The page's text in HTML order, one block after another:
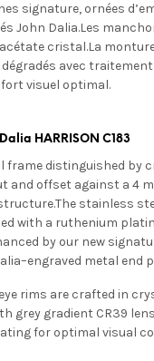
signature, ornées
John Dalia.Les
cristal.La
avec
visuel optimal.
HARRISON C183
frame distinguished by
and offset against a 4
stainless
with a ruthenium
by our new
metal end
rims are crafted in
grey gradient CR39
for optimal visual